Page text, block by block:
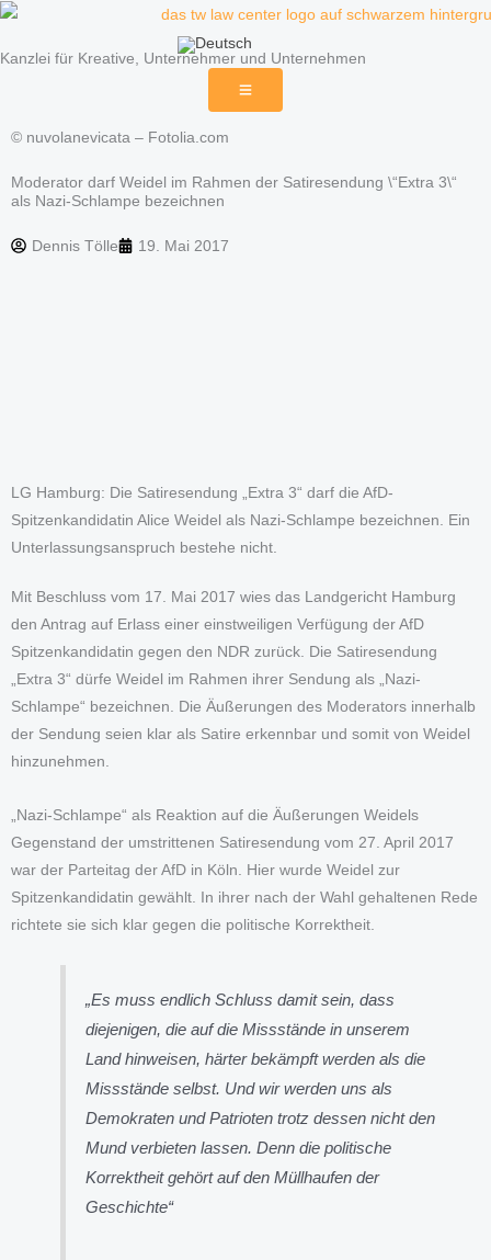
Zum
springen
Kanzlei für Kreative, Unternehmer und Unternehmen
© nuvolanevicata – Fotolia.com
Moderator darf Weidel im Rahmen der Satiresendung \“Extra 3\“
als Nazi-Schlampe bezeichnen
Dennis Tölle 19. Mai 2017
LG Hamburg: Die Satiresendung „Extra 3“ darf die AfD-
Spitzenkandidatin Alice Weidel als Nazi-Schlampe bezeichnen. Ein
Unterlassungsanspruch bestehe nicht.
Mit Beschluss vom 17. Mai 2017 wies das Landgericht Hamburg
den Antrag auf Erlass einer einstweiligen Verfügung der AfD
Spitzenkandidatin gegen den NDR zurück. Die Satiresendung
„Extra 3“ dürfe Weidel im Rahmen ihrer Sendung als „Nazi-
Schlampe“ bezeichnen. Die Äußerungen des Moderators innerhalb
der Sendung seien klar als Satire erkennbar und somit von Weidel
hinzunehmen.
„Nazi-Schlampe“ als Reaktion auf die Äußerungen Weidels
Gegenstand der umstrittenen Satiresendung vom 27. April 2017
war der Parteitag der AfD in Köln. Hier wurde Weidel zur
Spitzenkandidatin gewählt. In ihrer nach der Wahl gehaltenen Rede
richtete sie sich klar gegen die politische Korrektheit.
„Es muss endlich Schluss damit sein, dass
diejenigen, die auf die Missstände in unserem
Land hinweisen, härter bekämpft werden als die
Missstände selbst. Und wir werden uns als
Demokraten und Patrioten trotz dessen nicht den
Mund verbieten lassen. Denn die politische
Korrektheit gehört auf den Müllhaufen der
Geschichte“